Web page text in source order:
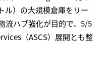
footprint with
in Nelamangala,